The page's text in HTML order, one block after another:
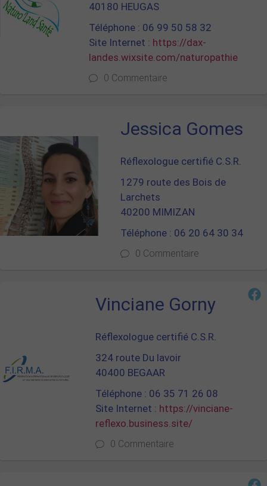
40180 HEUGAS
Téléphone : 06 99 50 58 32
Site Internet : https://dax-
landes.wixsite.com/naturopathie
0 Commentaire
Jessica Gomes
Réflexologue certifié C.S.R.
1279 route des Bois de
Larchets
40200 MIMIZAN
Téléphone : 06 20 64 30 34
0 Commentaire
Vinciane Gorny
Réflexologue certifié C.S.R.
324 route Du lavoir
40400 BEGAAR
Téléphone : 06 35 71 26 08
Site Internet : https://vinciane-
reflexo.business.site/
0 Commentaire